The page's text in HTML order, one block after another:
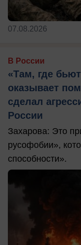
07.08.2026
В России
«Там, где
оказывает
сделал
России
Захарова: Это
русофобии»,
способности».